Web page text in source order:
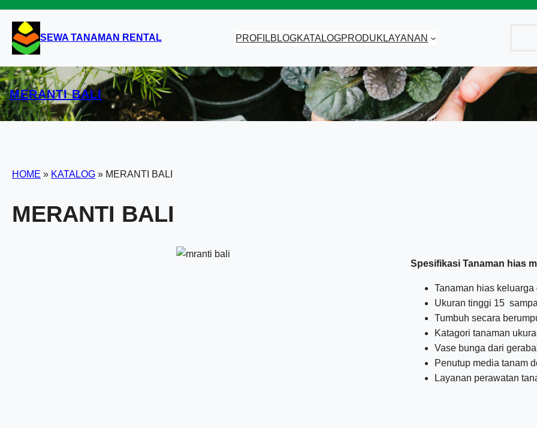
konten
SEWA TANAMAN RENTAL PROFILBLOGKATALOGPRODUK LAYANAN
MERANTI BALI
HOME » KATALOG » MERANTI BALI
MERANTI BALI
Spesifikasi Tanaman hias
Tanaman hias
Ukuran tinggi 15
Tumbuh secara
Katagori tanaman
Vase bunga dari
Penutup media tanam
Layanan perawatan